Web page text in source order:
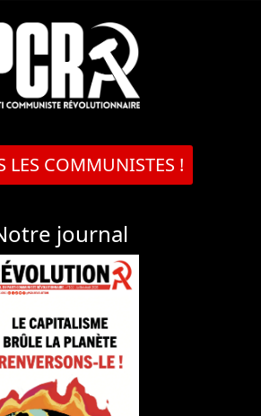
LES COMMUNISTES !
journal